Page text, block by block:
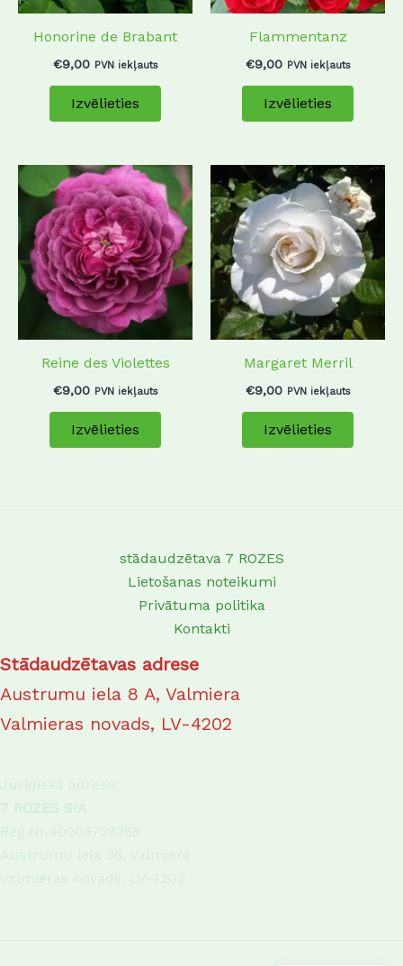
Honorine de Brabant
€9,00 PVN iekļauts
Izvēlieties
may
be
on
Flammentanz
€9,00 PVN iekļauts
Izvēlieties
may
on
Reine des Violettes
€9,00 PVN iekļauts
Izvēlieties
This
product
has
multiple
variants.
The
options
may
be
on
Margaret Merril
€9,00 PVN iekļauts
Izvēlieties
This
has
The
options
may
on
stādaudzētava 7 ROZES
Lietošanas noteikumi
Privātuma politika
Kontakti
Stādaudzētavas adrese
Austrumu iela 8 A, Valmiera
Valmieras novads, LV-4202